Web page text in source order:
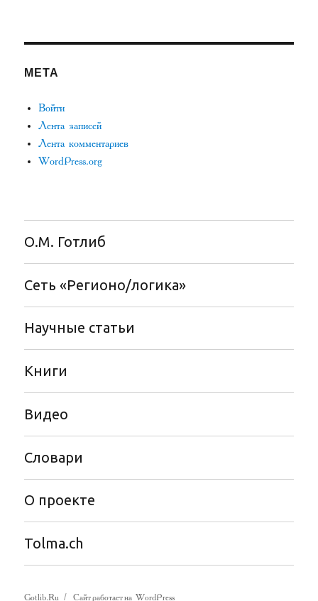
МЕТА
Войти
Лента записей
Лента комментариев
WordPress.org
О.М. Готлиб
Сеть «Регионо/логика»
Научные статьи
Книги
Видео
Словари
О проекте
Tolma.ch
Gotlib.Ru Сайт работает на WordPress